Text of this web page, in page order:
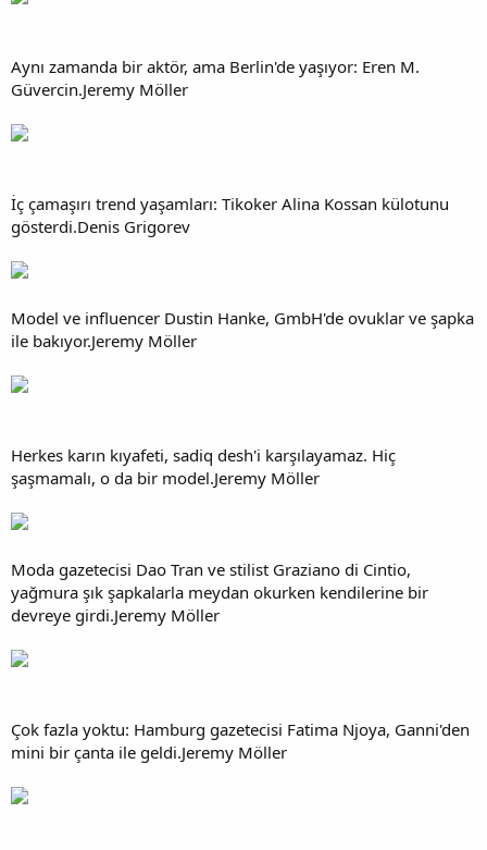
Aynı zamanda bir aktör, ama Berlin'de yaşıyor: Eren M.
Güvercin.Jeremy Möller
İç çamaşırı trend yaşamları: Tikoker Alina Kossan külotunu
gösterdi.Denis Grigorev
Model ve influencer Dustin Hanke, GmbH'de ovuklar ve şapka
ile bakıyor.Jeremy Möller
Herkes karın kıyafeti, sadiq desh'i karşılayamaz. Hiç
şaşmamalı, o da bir model.Jeremy Möller
Moda gazetecisi Dao Tran ve stilist Graziano di Cintio,
yağmura şık şapkalarla meydan okurken kendilerine bir
devreye girdi.Jeremy Möller
Çok fazla yoktu: Hamburg gazetecisi Fatima Njoya, Ganni'den
mini bir çanta ile geldi.Jeremy Möller